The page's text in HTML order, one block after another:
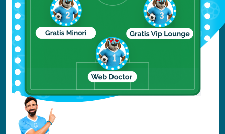
min. 27° / max 40°
Agosto
min. 26° / max 39°
min. 22° / max 34°
Ottobre
min. 15° / max 27°